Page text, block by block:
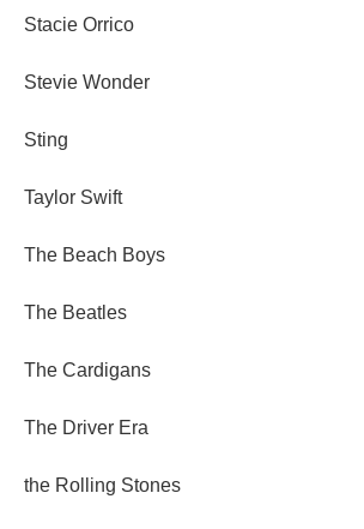
Stacie Orrico
Stevie Wonder
Sting
Taylor Swift
The Beach Boys
The Beatles
The Cardigans
The Driver Era
the Rolling Stones